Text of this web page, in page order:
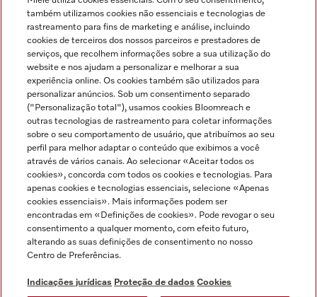
Indicações jurídicas
Condições gerais
Proteção de dados
Condições de utilização
Canal de Ética
Formulário de livre resolução
Miele no Instagram
Miele no Facebook
Miele no Youtube
também utilizamos cookies não essenciais e tecnologias de
rastreamento para fins de marketing e análise, incluindo
cookies de terceiros dos nossos parceiros e prestadores de
serviços, que recolhem informações sobre a sua utilização do
website e nos ajudam a personalizar e melhorar a sua
experiência online. Os cookies também são utilizados para
personalizar anúncios. Sob um consentimento separado
("Personalização total"), usamos cookies Bloomreach e
outras tecnologias de rastreamento para coletar informações
sobre o seu comportamento de usuário, que atribuímos ao seu
perfil para melhor adaptar o conteúdo que exibimos a você
através de vários canais. Ao selecionar «Aceitar todos os
cookies», concorda com todos os cookies e tecnologias. Para
apenas cookies e tecnologias essenciais, selecione «Apenas
cookies essenciais». Mais informações podem ser
encontradas em «Definições de cookies». Pode revogar o seu
consentimento a qualquer momento, com efeito futuro,
alterando as suas definições de consentimento no nosso
Centro de Preferências.
Indicações jurídicas Proteção de dados Cookies